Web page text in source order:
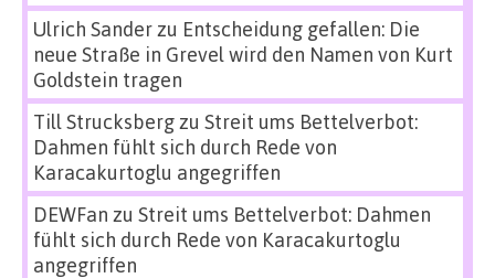
Ulrich Sanderzu Entscheidung gefallen: Die
neue Straße in Grevel wird den Namen von Kurt
Goldstein tragen
Till Strucksbergzu Streit ums Bettelverbot:
Dahmen fühlt sich durch Rede von
Karacakurtoglu angegriffen
DEWFan zu Streit ums Bettelverbot: Dahmen
fühlt sich durch Rede von Karacakurtoglu
angegriffen